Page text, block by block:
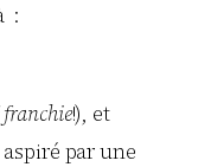
:
!), et
par une